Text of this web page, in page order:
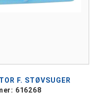
F. STØVSUGER
616268